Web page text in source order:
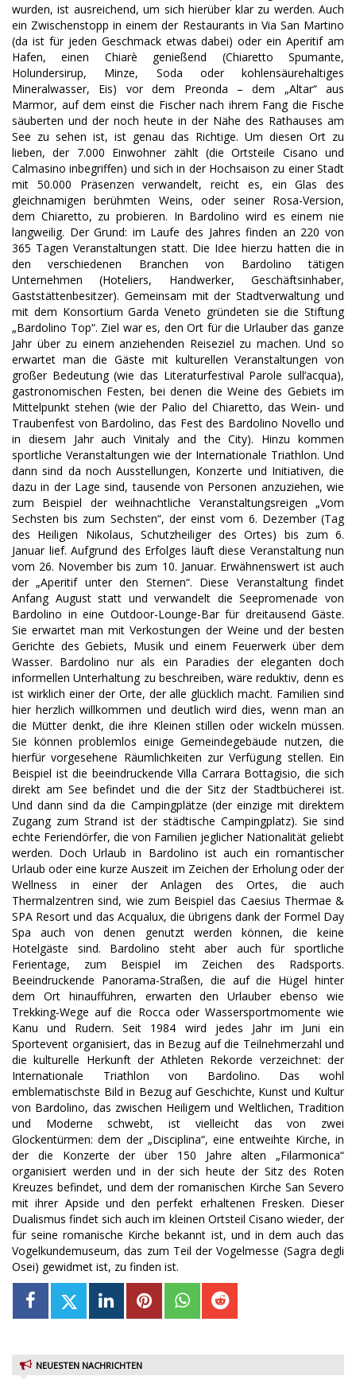
wurden, ist ausreichend, um sich hierüber klar zu werden. Auch
ein Zwischenstopp in einem der Restaurants in Via San Martino
(da ist für jeden Geschmack etwas dabei) oder ein Aperitif am
Hafen, einen Chiarè genießend (Chiaretto Spumante,
Holundersirup, Minze, Soda oder kohlensäurehaltiges
Mineralwasser, Eis) vor dem Preonda – dem „Altar“ aus
Marmor, auf dem einst die Fischer nach ihrem Fang die Fische
säuberten und der noch heute in der Nähe des Rathauses am
See zu sehen ist, ist genau das Richtige. Um diesen Ort zu
lieben, der 7.000 Einwohner zählt (die Ortsteile Cisano und
Calmasino inbegriffen) und sich in der Hochsaison zu einer Stadt
mit 50.000 Präsenzen verwandelt, reicht es, ein Glas des
gleichnamigen berühmten Weins, oder seiner Rosa-Version,
dem Chiaretto, zu probieren. In Bardolino wird es einem nie
langweilig. Der Grund: im Laufe des Jahres finden an 220 von
365 Tagen Veranstaltungen statt. Die Idee hierzu hatten die in
den verschiedenen Branchen von Bardolino tätigen
Unternehmen (Hoteliers, Handwerker, Geschäftsinhaber,
Gaststättenbesitzer). Gemeinsam mit der Stadtverwaltung und
mit dem Konsortium Garda Veneto gründeten sie die Stiftung
„Bardolino Top“. Ziel war es, den Ort für die Urlauber das ganze
Jahr über zu einem anziehenden Reiseziel zu machen. Und so
erwartet man die Gäste mit kulturellen Veranstaltungen von
großer Bedeutung (wie das Literaturfestival Parole sull’acqua),
gastronomischen Festen, bei denen die Weine des Gebiets im
Mittelpunkt stehen (wie der Palio del Chiaretto, das Wein- und
Traubenfest von Bardolino, das Fest des Bardolino Novello und
in diesem Jahr auch Vinitaly and the City). Hinzu kommen
sportliche Veranstaltungen wie der Internationale Triathlon. Und
dann sind da noch Ausstellungen, Konzerte und Initiativen, die
dazu in der Lage sind, tausende von Personen anzuziehen, wie
zum Beispiel der weihnachtliche Veranstaltungsreigen „Vom
Sechsten bis zum Sechsten“, der einst vom 6. Dezember (Tag
des Heiligen Nikolaus, Schutzheiliger des Ortes) bis zum 6.
Januar lief. Aufgrund des Erfolges läuft diese Veranstaltung nun
vom 26. November bis zum 10. Januar. Erwähnenswert ist auch
der „Aperitif unter den Sternen“. Diese Veranstaltung findet
Anfang August statt und verwandelt die Seepromenade von
Bardolino in eine Outdoor-Lounge-Bar für dreitausend Gäste.
Sie erwartet man mit Verkostungen der Weine und der besten
Gerichte des Gebiets, Musik und einem Feuerwerk über dem
Wasser. Bardolino nur als ein Paradies der eleganten doch
informellen Unterhaltung zu beschreiben, wäre reduktiv, denn es
ist wirklich einer der Orte, der alle glücklich macht. Familien sind
hier herzlich willkommen und deutlich wird dies, wenn man an
die Mütter denkt, die ihre Kleinen stillen oder wickeln müssen.
Sie können problemlos einige Gemeindegebäude nutzen, die
hierfür vorgesehene Räumlichkeiten zur Verfügung stellen. Ein
Beispiel ist die beeindruckende Villa Carrara Bottagisio, die sich
direkt am See befindet und die der Sitz der Stadtbücherei ist.
Und dann sind da die Campingplätze (der einzige mit direktem
Zugang zum Strand ist der städtische Campingplatz). Sie sind
echte Feriendörfer, die von Familien jeglicher Nationalität geliebt
werden. Doch Urlaub in Bardolino ist auch ein romantischer
Urlaub oder eine kurze Auszeit im Zeichen der Erholung oder der
Wellness in einer der Anlagen des Ortes, die auch
Thermalzentren sind, wie zum Beispiel das Caesius Thermae &
SPA Resort und das Acqualux, die übrigens dank der Formel Day
Spa auch von denen genutzt werden können, die keine
Hotelgäste sind. Bardolino steht aber auch für sportliche
Ferientage, zum Beispiel im Zeichen des Radsports.
Beeindruckende Panorama-Straßen, die auf die Hügel hinter
dem Ort hinaufführen, erwarten den Urlauber ebenso wie
Trekking-Wege auf die Rocca oder Wassersportmomente wie
Kanu und Rudern. Seit 1984 wird jedes Jahr im Juni ein
Sportevent organisiert, das in Bezug auf die Teilnehmerzahl und
die kulturelle Herkunft der Athleten Rekorde verzeichnet: der
Internationale Triathlon von Bardolino. Das wohl
emblematischste Bild in Bezug auf Geschichte, Kunst und Kultur
von Bardolino, das zwischen Heiligem und Weltlichen, Tradition
und Moderne schwebt, ist vielleicht das von zwei
Glockentürmen: dem der „Disciplina“, eine entweihte Kirche, in
der die Konzerte der über 150 Jahre alten „Filarmonica“
organisiert werden und in der sich heute der Sitz des Roten
Kreuzes befindet, und dem der romanischen Kirche San Severo
mit ihrer Apside und den perfekt erhaltenen Fresken. Dieser
Dualismus findet sich auch im kleinen Ortsteil Cisano wieder, der
für seine romanische Kirche bekannt ist, und in dem auch das
Vogelkundemuseum, das zum Teil der Vogelmesse (Sagra degli
Osei) gewidmet ist, zu finden ist.
NEUESTEN NACHRICHTEN